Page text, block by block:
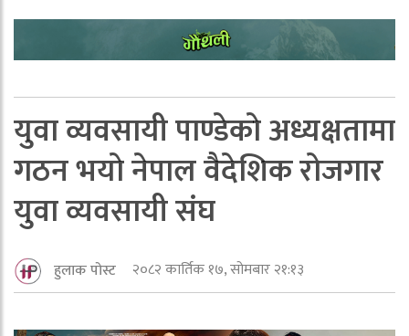
युवा व्यवसायी पाण्डेकाे अध्यक्षतामा
गठन भयाे नेपाल वैदेशिक रोजगार
युवा व्यवसायी संघ
हुलाक पोस्ट २०८२ कार्तिक १७, सोमबार २१:१३